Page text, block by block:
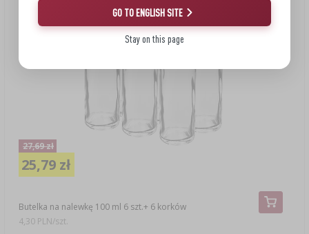
Butelka na nalewkę 100 ml 6 szt.+ 6 korków
27,69 zł
25,79 zł
4,30 PLN/szt.
GO TO ENGLISH SITE
Stay on this page